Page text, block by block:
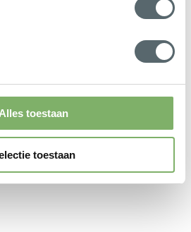
Alles toestaan
toestaan
montage zorgt namelijk voor
montageteam, dat de
heel Nederland plaatst. Wij nemen
van de deskundige installatie